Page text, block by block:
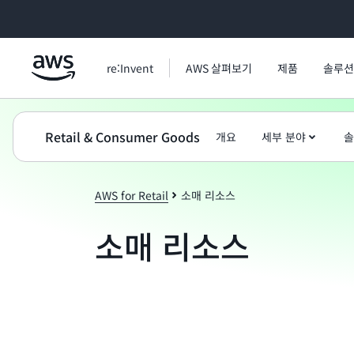
re:Invent AWS 살펴보기 제품 솔루션
Retail & Consumer Goods 개요 세부 분야
AWS for Retail 소매 리소스
소매 리소스